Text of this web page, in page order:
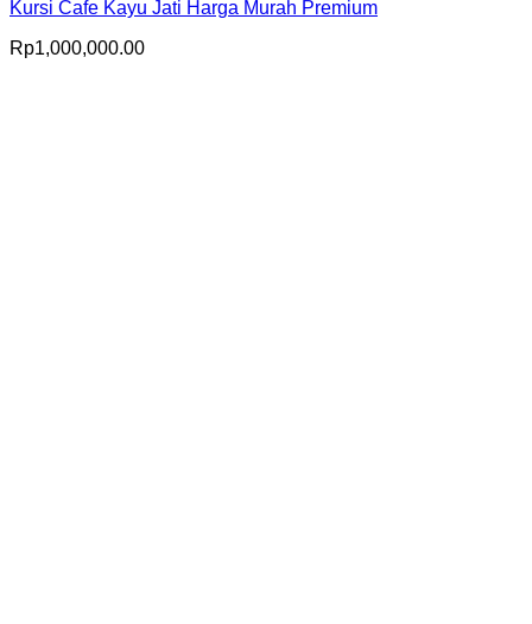
Kursi Cafe Kayu Jati Harga Murah Premium
Rp1,000,000.00